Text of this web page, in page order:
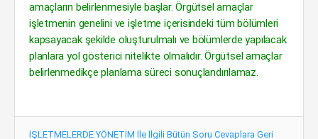
amaçların belirlenmesiyle başlar. Örgütsel amaçlar
işletmenin genelini ve işletme içerisindeki tüm bölümleri
kapsayacak şekilde oluşturulmalı ve bölümlerde yapılacak
planlara yol gösterici nitelikte olmalıdır. Örgütsel amaçlar
belirlenmedikçe planlama süreci sonuçlandırılamaz.
İŞLETMELERDE YÖNETİM İle İlgili Bütün Soru Cevaplara Geri